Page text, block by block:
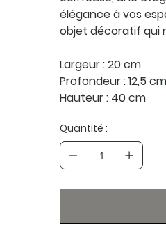
élégance à vos
objet décoratif qui
Largeur : 20 cm
Profondeur : 12,5 cm
Hauteur : 40 cm
Quantité :